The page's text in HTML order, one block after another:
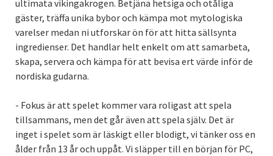
ultimata vikingakrogen. Betjäna hetsiga och otåliga
gäster, träffa unika bybor och kämpa mot mytologiska
varelser medan ni utforskar ön för att hitta sällsynta
ingredienser. Det handlar helt enkelt om att samarbeta,
skapa, servera och kämpa för att bevisa ert värde inför de
nordiska gudarna.
- Fokus är att spelet kommer vara roligast att spela
tillsammans, men det går även att spela själv. Det är
inget i spelet som är läskigt eller blodigt, vi tänker oss en
ålder från 13 år och uppåt. Vi släpper till en början för PC,